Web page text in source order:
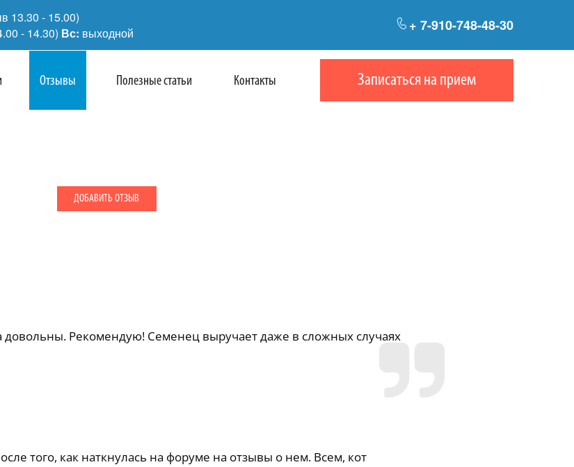
13.30 - 15.00)
- 14.30) Вс: выходной + 7-910-748-48-30
Отзывы Полезные статьи Контакты Записаться на прием
ДОБАВИТЬ ОТЗЫВ
довольны. Рекомендую! Семенец выручает даже в сложных случаях
того, как наткнулась на форуме на отзывы о нем. Всем, кот